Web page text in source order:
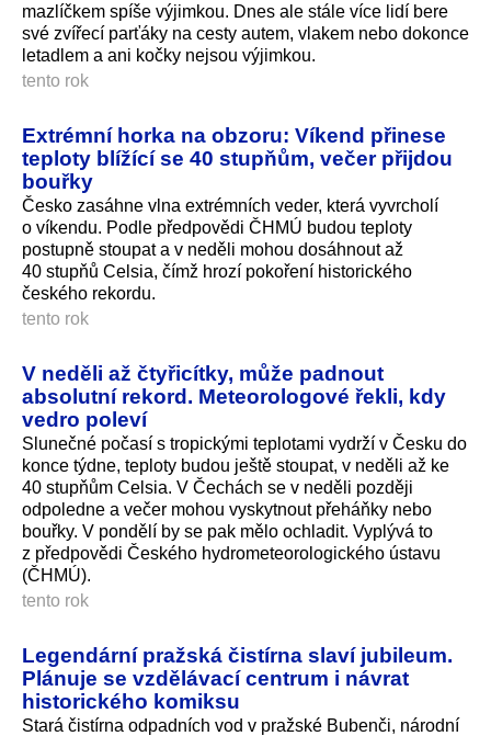
mazlíčkem spíše výjimkou. Dnes ale stále více lidí bere
své zvířecí parťáky na cesty autem, vlakem nebo dokonce
letadlem a ani kočky nejsou výjimkou.
tento rok
Extrémní horka na obzoru: Víkend přinese
teploty blížící se 40 stupňům, večer přijdou
bouřky
Česko zasáhne vlna extrémních veder, která vyvrcholí
o víkendu. Podle předpovědi ČHMÚ budou teploty
postupně stoupat a v neděli mohou dosáhnout až
40 stupňů Celsia, čímž hrozí pokoření historického
českého rekordu.
tento rok
V neděli až čtyřicítky, může padnout
absolutní rekord. Meteorologové řekli, kdy
vedro poleví
Slunečné počasí s tropickými teplotami vydrží v Česku do
konce týdne, teploty budou ještě stoupat, v neděli až ke
40 stupňům Celsia. V Čechách se v neděli později
odpoledne a večer mohou vyskytnout přeháňky nebo
bouřky. V pondělí by se pak mělo ochladit. Vyplývá to
z předpovědi Českého hydrometeorolo­gického ústavu
(ČHMÚ).
tento rok
Legendární pražská čistírna slaví jubileum.
Plánuje se vzdělávací centrum i návrat
historického komiksu
Stará čistírna odpadních vod v pražské Bubenči, národní